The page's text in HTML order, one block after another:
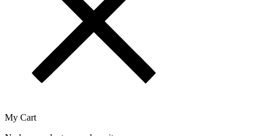
My Cart